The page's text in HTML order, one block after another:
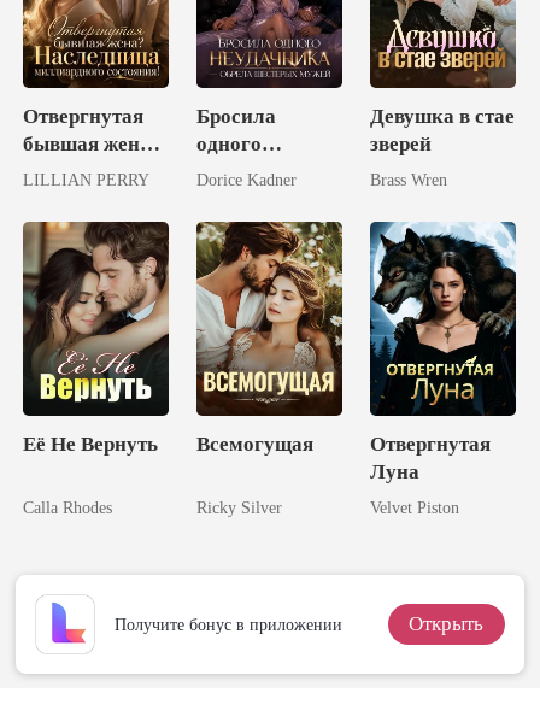
Отвергнутая
бывшая жена?
Наследница
состояния!
LILLIAN PERRY
Бросила
одного
неудачника -
шестерых
мужей
Dorice Kadner
Девушка в стае
зверей
Brass Wren
Её Не Вернуть
Calla Rhodes
Всемогущая
Ricky Silver
Отвергнутая
Луна
Velvet Piston
Получите бонус в приложении Открыть